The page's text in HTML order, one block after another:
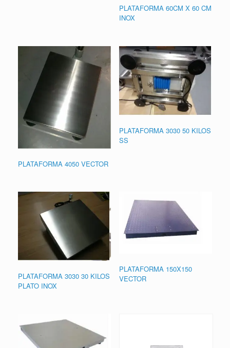
PLATAFORMA 60CM X 60 CM
INOX
PLATAFORMA 4050 VECTOR
PLATAFORMA 3030 50 KILOS
SS
PLATAFORMA 3030 30 KILOS
PLATO INOX
PLATAFORMA 150X150
VECTOR